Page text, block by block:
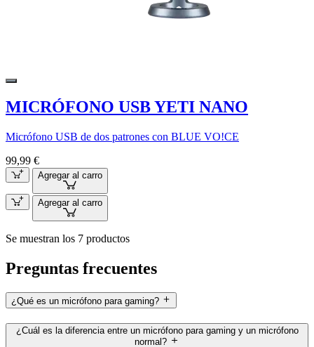
MICRÓFONO USB YETI NANO
Micrófono USB de dos patrones con BLUE VO!CE
99,99 €
Agregar al carro
Agregar al carro
Se muestran los 7 productos
Preguntas frecuentes
¿Qué es un micrófono para gaming?
¿Cuál es la diferencia entre un micrófono para gaming y un micrófono
normal?